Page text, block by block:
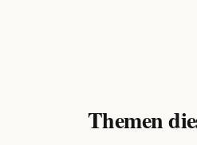
Themen